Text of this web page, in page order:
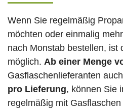
Wenn Sie regelmäßig
möchten oder einmalig
nach Monstab bestellen, ist
möglich. Ab einer Menge
Gasflaschenlieferanten auch
pro Lieferung, können Sie
regelmäßig mit